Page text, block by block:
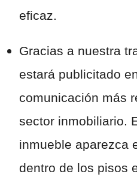
eficaz.
Gracias a nuestra
estará publicitado
comunicación más
sector inmobiliario.
inmueble aparezca
dentro de los pisos